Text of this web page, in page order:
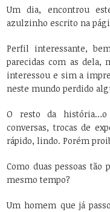
Um dia, encontrou
azulzinho escrito na
Perfil interessante,
parecidas com as dela,
interessou e sim a
neste mundo perdido
O resto da história…o
conversas, trocas de
rápido, lindo. Porém
Como duas pessoas tão
mesmo tempo?
Um homem que já